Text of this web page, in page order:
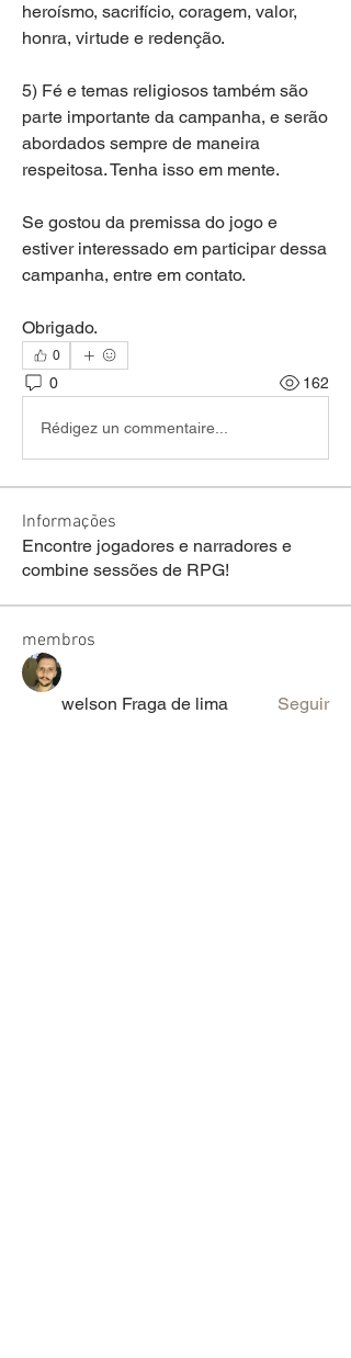
heroísmo, sacrifício, coragem, valor,
honra, virtude e redenção.
5) Fé e temas religiosos também são
parte importante da campanha, e serão
abordados sempre de maneira
respeitosa. Tenha isso em mente.
Se gostou da premissa do jogo e
estiver interessado em participar dessa
campanha, entre em contato.
Obrigado.
0
0 162
Rédigez un commentaire...
Informações
Encontre jogadores e narradores e
combine sessões de RPG!
membros
welson Fraga de lima Seguir